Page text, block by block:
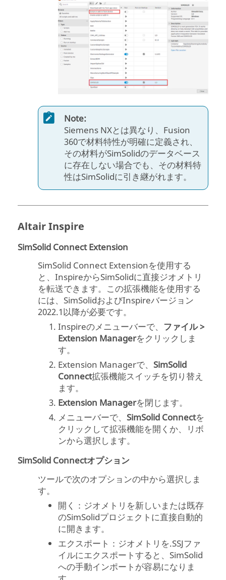
Note:
Siemens NXとは異なり、Fusion
360で材料特性が明確に定義され、
その材料がSimSolidのデータベース
に存在しない場合でも、その材料特
性はSimSolidに引き継がれます。
Altair Inspire
SimSolid Connect Extension
SimSolid Connect Extensionを使用する
と、InspireからSimSolidに直接ジオメトリ
を転送できます。この拡張機能を使用する
には、SimSolidおよびInspireバージョン
2022.1以降が必要です。
Inspireのメニューバーで、 ファイル >
Extension Managerをクリックしま
す。
Extension Managerで、SimSolid
Connect拡張機能スイッチを切り替え
ます。
Extension Managerを閉じます。
メニューバーで、SimSolid Connectを
クリックして拡張機能を開くか、リボ
ンから選択します。
SimSolid Connectオプション
ツールで次のオプションの中から選択しま
す。
開く：ジオメトリを新しいまたは既存
のSimSolidプロジェクトに直接自動的
に開きます。
エクスポート：ジオメトリを.SSJファ
イルにエクスポートすると、SimSolid
への手動インポートが容易になりま